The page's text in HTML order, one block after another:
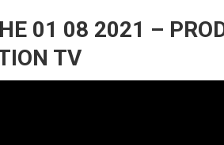
01 08 2021 –
TV